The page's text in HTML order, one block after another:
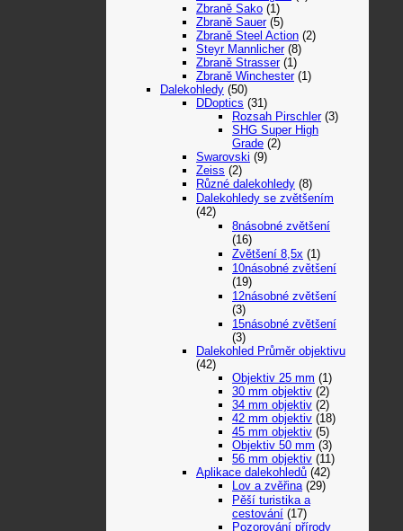
Zbraně Sako (1)
Zbraně Sauer (5)
Zbraně Steel Action (2)
Steyr Mannlicher (8)
Zbraně Strasser (1)
Zbraně Winchester (1)
Dalekohledy (50)
DDoptics (31)
Rozsah Pirschler (3)
SHG Super High
Grade (2)
Swarovski (9)
Zeiss (2)
Různé dalekohledy (8)
Dalekohledy se zvětšením
(42)
8násobné zvětšení
(16)
Zvětšení 8,5x (1)
10násobné zvětšení
(19)
12násobné zvětšení
(3)
15násobné zvětšení
(3)
Dalekohled Průměr objektivu
(42)
Objektiv 25 mm (1)
30 mm objektiv (2)
34 mm objektiv (2)
42 mm objektiv (18)
45 mm objektiv (5)
Objektiv 50 mm (3)
56 mm objektiv (11)
Aplikace dalekohledů (42)
Lov a zvěřina (29)
Pěší turistika a
cestování (17)
Pozorování přírody